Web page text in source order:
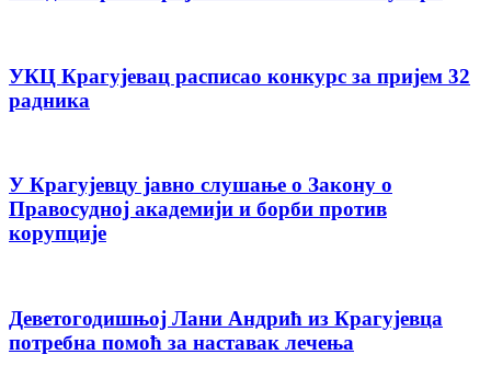
УКЦ Крагујевац расписао конкурс за пријем 32
радника
У Крагујевцу јавно слушање о Закону о
Правосудној академији и борби против
корупције
Деветогодишњој Лани Андрић из Крагујевца
потребна помоћ за наставак лечења